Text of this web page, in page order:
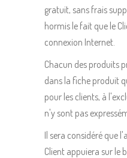
gratuit, sans frais
hormis le fait que le
connexion Internet.
Chacun des produits
dans la fiche produit
pour les clients, à
n'y sont pas
Il sera considéré que
Client appuiera sur le